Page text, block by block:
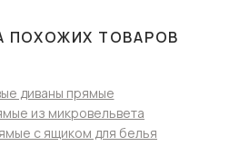
ПОХОЖИХ ТОВАРОВ
диваны прямые
из микровельвета
с ящиком для белья